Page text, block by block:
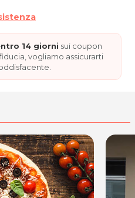
14 giorni sui coupon
vogliamo assicurarti